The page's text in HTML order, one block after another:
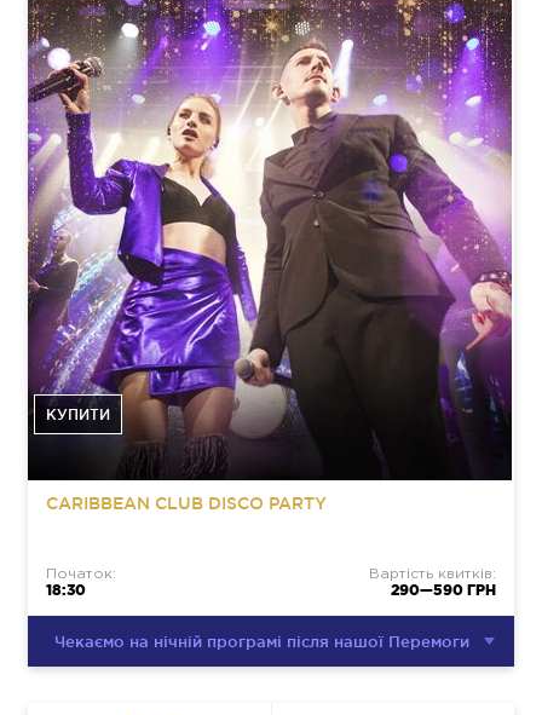
КУПИТИ
CARIBBEAN CLUB DISCO PARTY
Початок:
18:30
Вартість квитків:
290—590 ГРН
Чекаємо на нічній програмі після нашої Перемоги